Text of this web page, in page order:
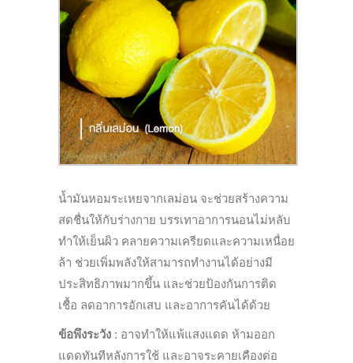
น้ำมันหอมระเหยจากเลม่อน จะช่วยสร้างความ
สดชื่นให้กับร่างกาย บรรเทาอาการนอนไม่หลับ
ทำให้เย็นผิว คลายความเครียดและความเหนื่อย
ล้า ช่วยเพิ่มพลังให้สามารถทำงานได้อย่างมี
ประสิทธิภาพมากขึ้น และช่วยป้องกันการติด
เชื้อ ลดอาการอักเสบ และอาการคันได้ด้วย
ข้อพึงระวัง : อาจทำให้แพ้แสงแดด ห้ามออก
แดดทันทีหลังการใช้ และอาจระคายเคืองต่อ